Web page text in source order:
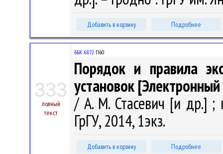
Добавить в корзину Подробнее
333
полный
текст
ББК 68.72 П60
Порядок и правила
установок [Электронный
/ А. М. Стасевич [и др.] ;
ГрГУ, 2014, 1экз.
Добавить в корзину Подробнее